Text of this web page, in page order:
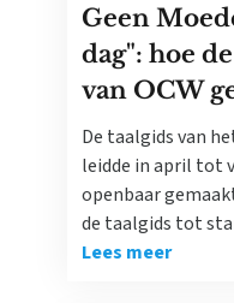
Geen
dag": hoe
van OCW
De taalgids van
leidde in april tot
openbaar
de taalgids tot
Lees meer